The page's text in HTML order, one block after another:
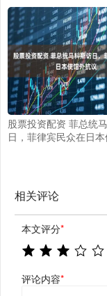
股票投资配资 菲总统
日，菲律宾民众在日
相关评论
本文评分*
评论内容*